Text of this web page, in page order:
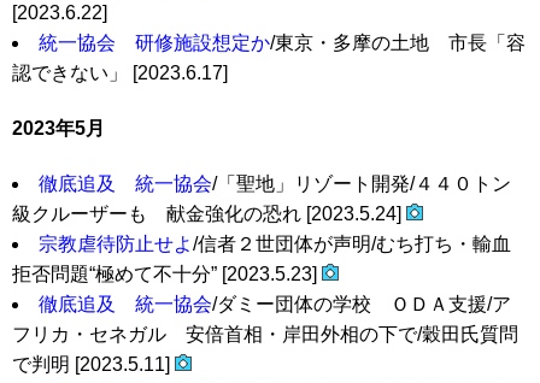
[2023.6.22]
統一協会 研修施設想定か/東京・多摩の土地 市長「容
認できない」 [2023.6.17]
2023年5月
徹底追及 統一協会/「聖地」リゾート開発/４４０トン
級クルーザーも 献金強化の恐れ [2023.5.24]
宗教虐待防止せよ/信者２世団体が声明/むち打ち・輸血
拒否問題“極めて不十分” [2023.5.23]
徹底追及 統一協会/ダミー団体の学校 ＯＤＡ支援/ア
フリカ・セネガル 安倍首相・岸田外相の下で/穀田氏質問
で判明 [2023.5.11]